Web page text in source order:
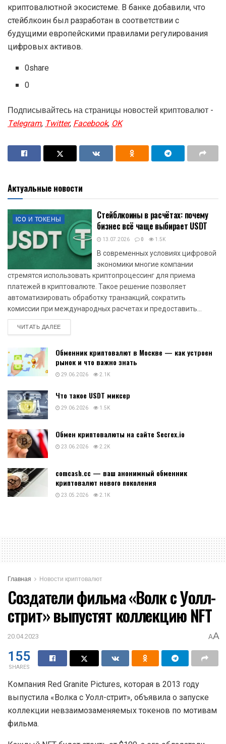
криптовалютной экосистеме. В банке добавили, что
стейблкоин был разработан в соответствии с
будущими европейскими правилами регулирования
цифровых активов.
0share
0
Подписывайтесь на страницы новостей криптовалют -
Telegram,Twitter,Facebook,OK
Актуальные новости
ICO И ТОКЕНЫ
Стейблкоины в расчётах: почему
бизнес всё чаще выбирает USDT
13.07.2026 0 1.5K
В современных условиях цифровой
экономики многие компании
стремятся использовать криптопроцессинг для приема
платежей в криптовалюте. Такое решение позволяет
автоматизировать обработку транзакций, сократить
комиссии при международных расчетах и предоставить...
ЧИТАТЬ ДАЛЕЕDETAILS
Обменник криптовалют в Москве — как устроен
рынок и что важно знать
29.06.2026 2.1K
Что такое USDT миксер
29.06.2026 1.5K
Обмен криптовалюты на сайте Secrex.io
23.06.2026 2.2K
comcash.cc — ваш анонимный обменник
криптовалют нового поколения
23.05.2026 2.1K
Главная Новости криптовалют
Создатели фильма «Волк с Уолл-
стрит» выпустят коллекцию NFT
20.04.2023 AA
155
SHARES
Компания Red Granite Pictures, которая в 2013 году
выпустила «Волка с Уолл-стрит», объявила о запуске
коллекции невзаимозаменяемых токенов по мотивам
фильма.